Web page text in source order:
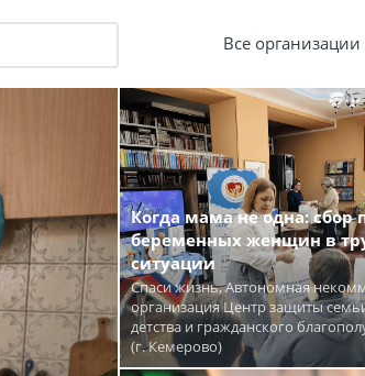
Все организации
Когда мама не одна:
беременных женщин в
ситуации
Спаси жизнь, Автономная
организация Центр защиты
детства и гражданского
(г. Кемерово)